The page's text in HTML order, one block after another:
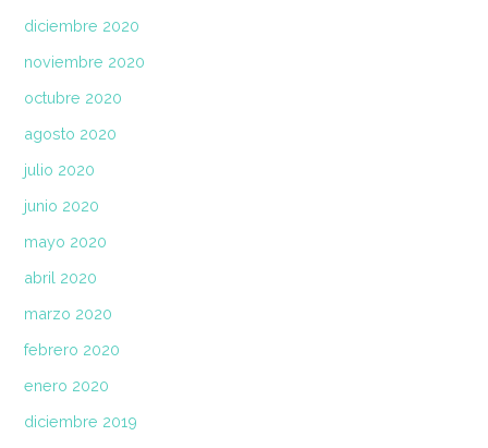
diciembre 2020
noviembre 2020
octubre 2020
agosto 2020
julio 2020
junio 2020
mayo 2020
abril 2020
marzo 2020
febrero 2020
enero 2020
diciembre 2019